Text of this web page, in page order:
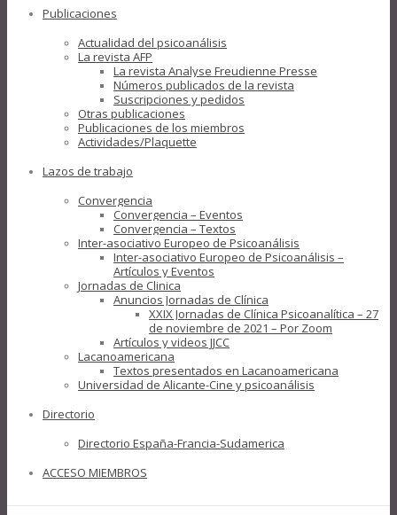
Publicaciones
Actualidad del psicoanálisis
La revista AFP
La revista Analyse Freudienne Presse
Números publicados de la revista
Suscripciones y pedidos
Otras publicaciones
Publicaciones de los miembros
Actividades/Plaquette
Lazos de trabajo
Convergencia
Convergencia – Eventos
Convergencia – Textos
Inter-asociativo Europeo de Psicoanálisis
Inter-asociativo Europeo de Psicoanálisis –
Artículos y Eventos
Jornadas de Clinica
Anuncios Jornadas de Clínica
XXIX Jornadas de Clínica Psicoanalítica – 27
de noviembre de 2021 – Por Zoom
Artículos y videos JJCC
Lacanoamericana
Textos presentados en Lacanoamericana
Universidad de Alicante-Cine y psicoanálisis
Directorio
Directorio España-Francia-Sudamerica
ACCESO MIEMBROS